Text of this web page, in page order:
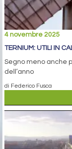
4 novembre 2025
TERNIUM: UTILI IN
Segno meno anche
dell’anno
di Federico Fusca